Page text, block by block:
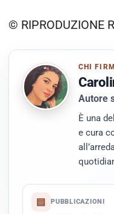
© RIPRODUZIONE
CHI
Autore
È una
e cura
▤ PUBBLICAZIONI